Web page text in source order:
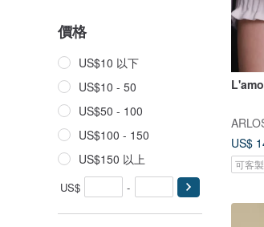
價格
US$10 以下
US$10 - 50
US$50 - 100
US$100 - 150
US$150 以上
US$ -
US$
可客製